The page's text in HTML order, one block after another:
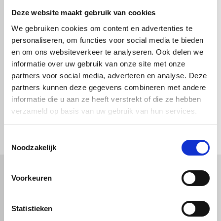
Deze website maakt gebruik van cookies
We gebruiken cookies om content en advertenties te
personaliseren, om functies voor social media te bieden
en om ons websiteverkeer te analyseren. Ook delen we
informatie over uw gebruik van onze site met onze
partners voor social media, adverteren en analyse. Deze
partners kunnen deze gegevens combineren met andere
informatie die u aan ze heeft verstrekt of die ze hebben
verzameld op basis van uw gebruik van hun services.
Noodzakelijk
Voorkeuren
Statistieken
Connector Zwart -
20x20mm - scharnier
€ 4,08
Connector Zwart -
20x20mm - 4 poot
verstelbaar
€ 6,02
check_circleVanaf € 750,- gratis bezorgd
Plexiglas
Gekleurd plexiglas
Technische kunststoffen